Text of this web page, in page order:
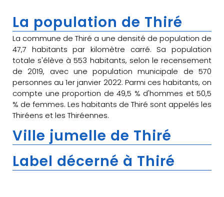
La population de Thiré
La commune de Thiré a une densité de population de
47,7 habitants par kilomètre carré. Sa population
totale s'élève à 553 habitants, selon le recensement
de 2019, avec une population municipale de 570
personnes au 1er janvier 2022. Parmi ces habitants, on
compte une proportion de 49,5 % d'hommes et 50,5
% de femmes. Les habitants de Thiré sont appelés les
Thiréens et les Thiréennes.
Ville jumelle de Thiré
Label décerné à Thiré